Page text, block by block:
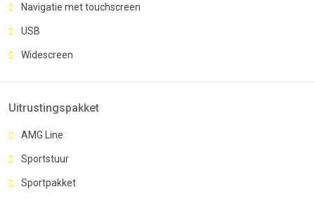
Navigatie met touchscreen
USB
Widescreen
Uitrustingspakket
AMG Line
Sportstuur
Sportpakket